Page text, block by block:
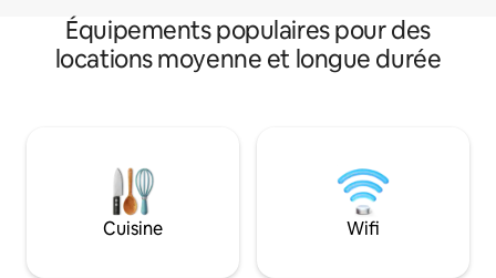
Équipements populaires pour des
locations moyenne et longue durée
Cuisine Wifi